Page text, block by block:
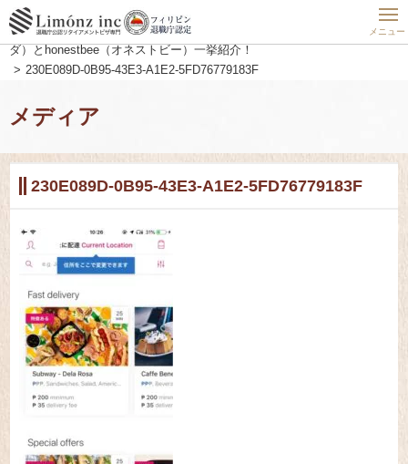
メニュー
ホーム フィリピン最新動向
フィリピンアプリ)人気の便利な出前サービスfood panda（フードパン
ダ）とhonestbee（オネストビー）一挙紹介！
230E089D-0B95-43E3-A1E2-5FD76779183F
メディア
230E089D-0B95-43E3-A1E2-5FD76779183F